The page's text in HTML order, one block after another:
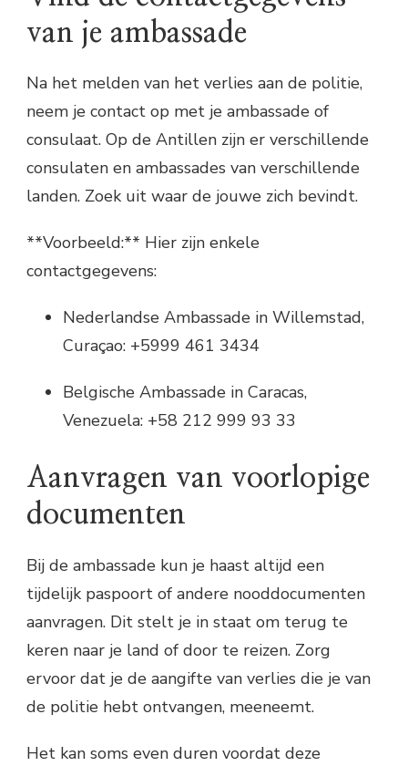
van je ambassade
Na het melden van het verlies aan de politie,
neem je contact op met je ambassade of
consulaat. Op de Antillen zijn er verschillende
consulaten en ambassades van verschillende
landen. Zoek uit waar de jouwe zich bevindt.
**Voorbeeld:** Hier zijn enkele
contactgegevens:
Nederlandse Ambassade in Willemstad,
Curaçao: +5999 461 3434
Belgische Ambassade in Caracas,
Venezuela: +58 212 999 93 33
Aanvragen van voorlopige
documenten
Bij de ambassade kun je haast altijd een
tijdelijk paspoort of andere nooddocumenten
aanvragen. Dit stelt je in staat om terug te
keren naar je land of door te reizen. Zorg
ervoor dat je de aangifte van verlies die je van
de politie hebt ontvangen, meeneemt.
Het kan soms even duren voordat deze